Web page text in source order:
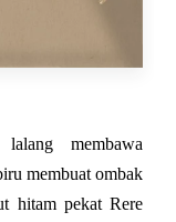
membawa
membuat ombak
hitam pekat Rere